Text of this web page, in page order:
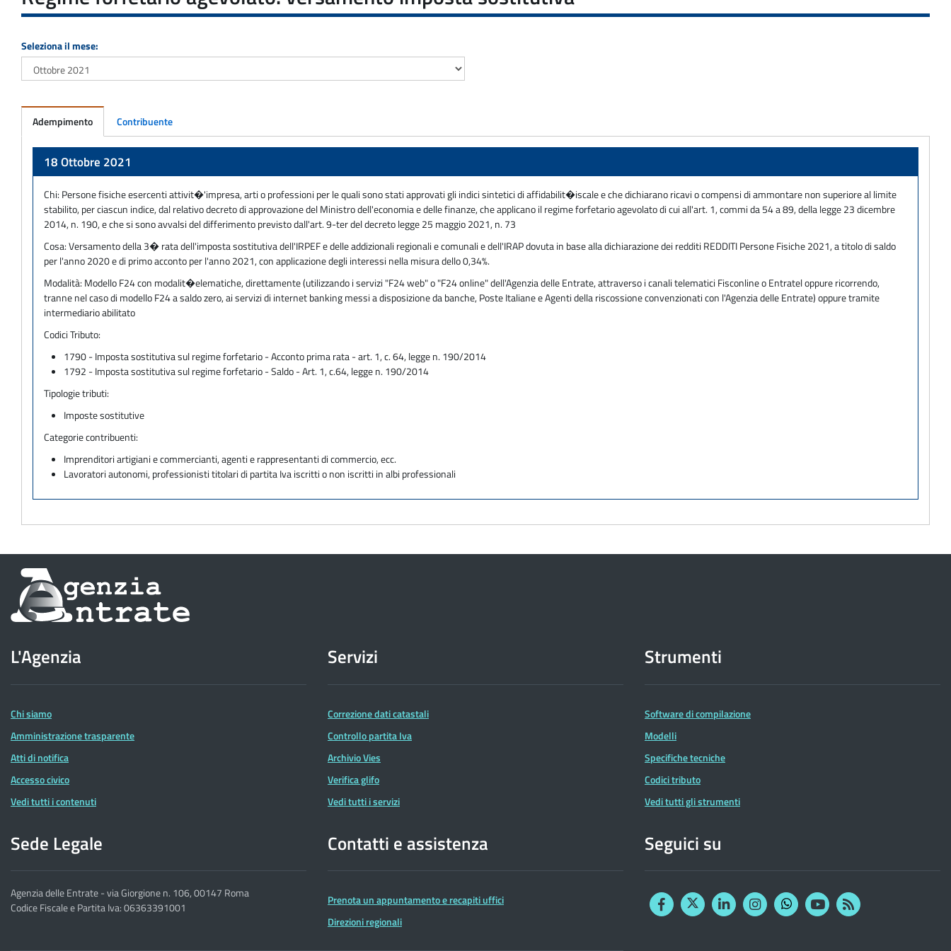
Seleziona il mese:
Adempimento Contribuente
18 Ottobre 2021
Chi: Persone fisiche esercenti attivit�'impresa, arti o professioni per le quali sono stati approvati gli indici sintetici di affidabilit�iscale e che dichiarano ricavi o compensi di ammontare non superiore al limite
stabilito, per ciascun indice, dal relativo decreto di approvazione del Ministro dell'economia e delle finanze, che applicano il regime forfetario agevolato di cui all'art. 1, commi da 54 a 89, della legge 23 dicembre
2014, n. 190, e che si sono avvalsi del differimento previsto dall'art. 9-ter del decreto legge 25 maggio 2021, n. 73
Cosa:Versamento della 3� rata dell'imposta sostitutiva dell'IRPEF e delle addizionali regionali e comunali e dell'IRAP dovuta in base alla dichiarazione dei redditi REDDITI Persone Fisiche 2021, a titolo di saldo
per l'anno 2020 e di primo acconto per l'anno 2021, con applicazione degli interessi nella misura dello 0,34%.
Modalità: Modello F24 con modalit�elematiche, direttamente (utilizzando i servizi "F24 web" o "F24 online" dell'Agenzia delle Entrate, attraverso i canali telematici Fisconline o Entratel oppure ricorrendo,
tranne nel caso di modello F24 a saldo zero, ai servizi di internet banking messi a disposizione da banche, Poste Italiane e Agenti della riscossione convenzionati con l'Agenzia delle Entrate) oppure tramite
intermediario abilitato
Codici Tributo:
1790 - Imposta sostitutiva sul regime forfetario - Acconto prima rata - art. 1, c. 64, legge n. 190/2014
1792 - Imposta sostitutiva sul regime forfetario - Saldo - Art. 1, c.64, legge n. 190/2014
Tipologie tributi:
Imposte sostitutive
Categorie contribuenti:
Imprenditori artigiani e commercianti, agenti e rappresentanti di commercio, ecc.
Lavoratori autonomi, professionisti titolari di partita Iva iscritti o non iscritti in albi professionali
Informazioni
sul
dell'Agenzia
delle
Entrate
L'Agenzia
Chi siamo
Amministrazione trasparente
Atti di notifica
Accesso civico
Vedi tutti i contenuti
Servizi
Correzione dati catastali
Controllo partita Iva
Archivio Vies
Verifica glifo
Vedi tutti i servizi
Strumenti
Software di compilazione
Modelli
Specifiche tecniche
Codici tributo
Vedi tutti gli strumenti
Sede Legale
Agenzia delle Entrate - via Giorgione n. 106, 00147 Roma
Codice Fiscale e Partita Iva: 06363391001
Contatti e assistenza
Prenota un appuntamento e recapiti uffici
Direzioni regionali
Seguici su
FacebookTwitterLinkedinInstagram
YouTubeRSS